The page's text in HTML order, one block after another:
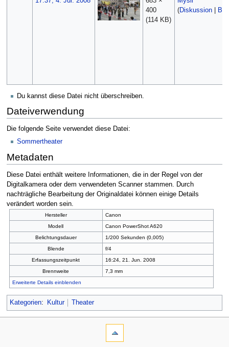
400
(114 KB)
(Diskussion|
Du kannst diese Datei nicht überschreiben.
Dateiverwendung
Die folgende Seite verwendet diese Datei:
Sommertheater
Metadaten
Diese Datei enthält weitere Informationen, die in der Regel von der
Digitalkamera oder dem verwendeten Scanner stammen. Durch
nachträgliche Bearbeitung der Originaldatei können einige Details
verändert worden sein.
Hersteller
Canon
Modell
Canon PowerShot A620
Belichtungsdauer
1/200 Sekunden (0,005)
Blende
f/4
Erfassungszeitpunkt
16:24, 21. Jun. 2008
Brennweite
7,3 mm
Erweiterte Details einblenden
Kategorien: Kultur Theater